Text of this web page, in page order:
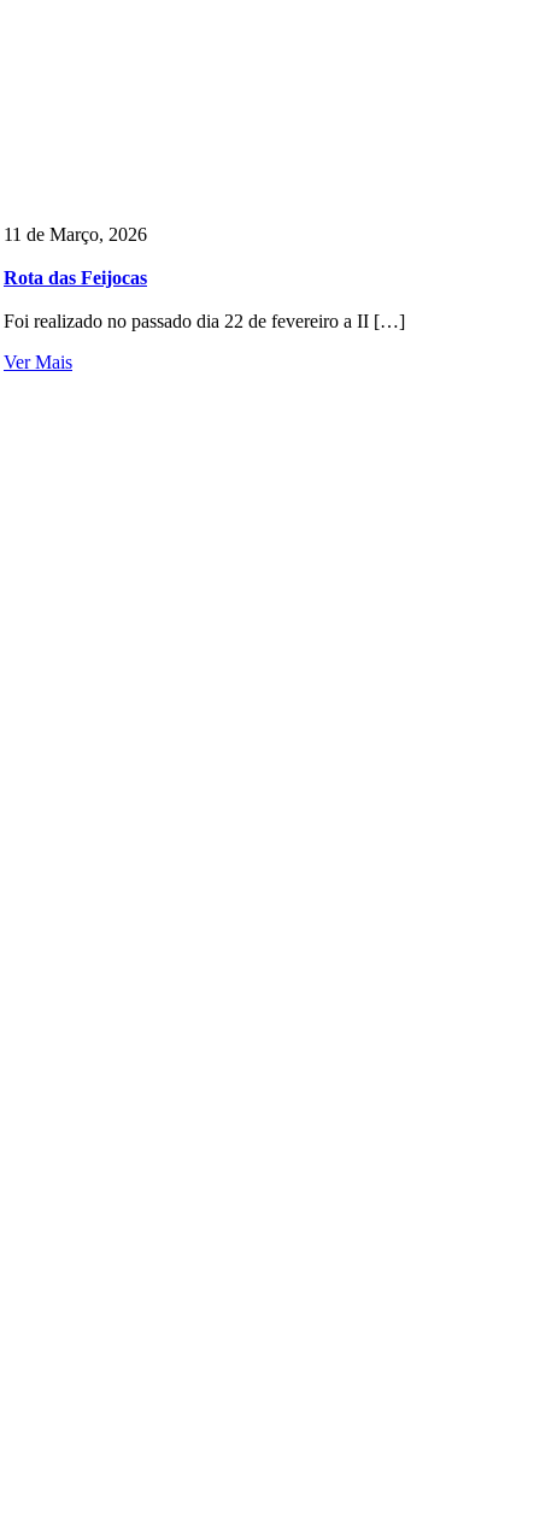
11 de Março, 2026
Rota das Feijocas
Foi realizado no passado dia 22 de fevereiro a II […]
Ver Mais